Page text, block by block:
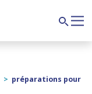
> préparations pour